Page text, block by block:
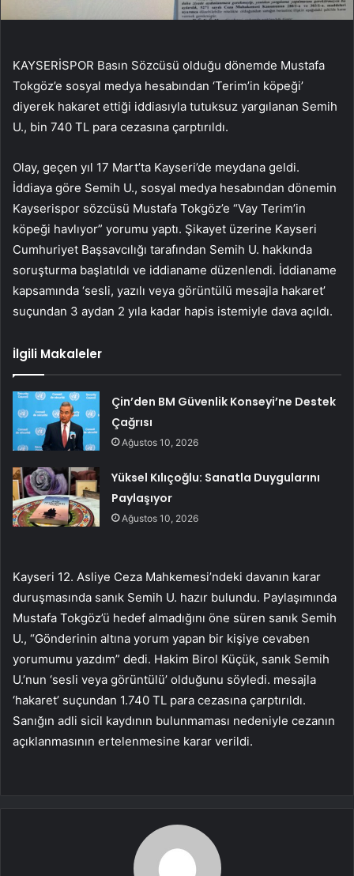
KAYSERİSPOR Basın Sözcüsü olduğu dönemde Mustafa
Tokgöz’e sosyal medya hesabından ‘Terim’in köpeği’
diyerek hakaret ettiği iddiasıyla tutuksuz yargılanan Semih
U., bin 740 TL para cezasına çarptırıldı.
Olay, geçen yıl 17 Mart’ta Kayseri’de meydana geldi.
İddiaya göre Semih U., sosyal medya hesabından dönemin
Kayserispor sözcüsü Mustafa Tokgöz’e “Vay Terim’in
köpeği havlıyor” yorumu yaptı. Şikayet üzerine Kayseri
Cumhuriyet Başsavcılığı tarafından Semih U. hakkında
soruşturma başlatıldı ve iddianame düzenlendi. İddianame
kapsamında ‘sesli, yazılı veya görüntülü mesajla hakaret’
suçundan 3 aydan 2 yıla kadar hapis istemiyle dava açıldı.
İlgili Makaleler
Çin’den BM Güvenlik Konseyi’ne Destek
Çağrısı
Ağustos 10, 2026
Yüksel Kılıçoğlu: Sanatla Duygularını
Paylaşıyor
Ağustos 10, 2026
Kayseri 12. Asliye Ceza Mahkemesi’ndeki davanın karar
duruşmasında sanık Semih U. hazır bulundu. Paylaşımında
Mustafa Tokgöz’ü hedef almadığını öne süren sanık Semih
U., “Gönderinin altına yorum yapan bir kişiye cevaben
yorumumu yazdım” dedi. Hakim Birol Küçük, sanık Semih
U.’nun ‘sesli veya görüntülü’ olduğunu söyledi. mesajla
‘hakaret’ suçundan 1.740 TL para cezasına çarptırıldı.
Sanığın adli sicil kaydının bulunmaması nedeniyle cezanın
açıklanmasının ertelenmesine karar verildi.